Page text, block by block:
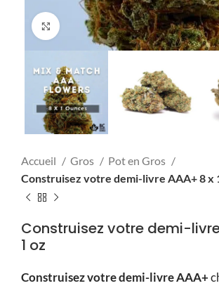
Click to enlarge
Accueil Gros
Pot en Gros
Construisez votre demi-livre AAA+ 8 x
Construisez votre demi-
1 oz
Construisez votre demi-livre AAA+